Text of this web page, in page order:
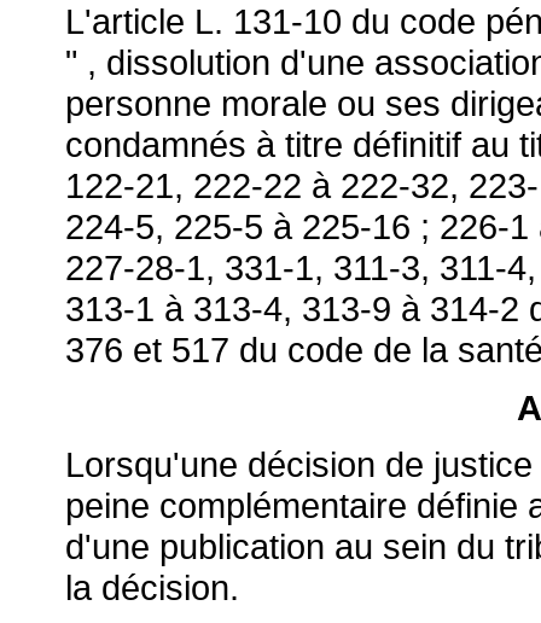
L'article L. 131-10 du code
" , dissolution d'une
personne morale ou ses
condamnés à titre définitif au
122-21, 222-22 à 222-32,
224-5, 225-5 à 225-16 ; 226-
227-28-1, 331-1, 311-3, 311-
313-1 à 313-4, 313-9 à 314-2
376 et 517 du code de la
Lorsqu'une décision de
peine complémentaire définie
d'une publication au sein du
la décision.